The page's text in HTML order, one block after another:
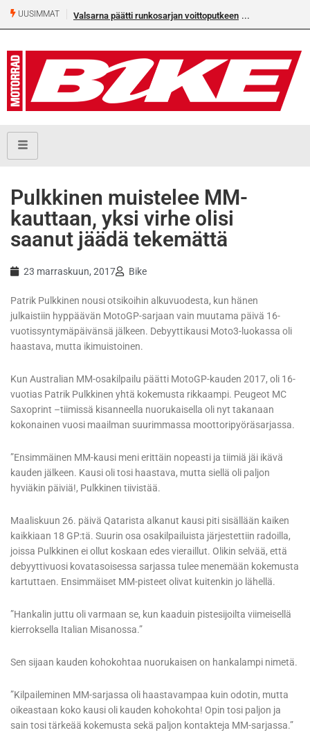
UUSIMMAT Valsarna päätti runkosarjan voittoputkeen
Pulkkinen muistelee MM-
kauttaan, yksi virhe olisi
saanut jäädä tekemättä
23 marraskuun, 2017 Bike
Patrik Pulkkinen nousi otsikoihin alkuvuodesta, kun hänen
julkaistiin hyppäävän MotoGP-sarjaan vain muutama päivä 16-
vuotissyntymäpäivänsä jälkeen. Debyyttikausi Moto3-luokassa oli
haastava, mutta ikimuistoinen.
Kun Australian MM-osakilpailu päätti MotoGP-kauden 2017, oli 16-
vuotias Patrik Pulkkinen yhtä kokemusta rikkaampi. Peugeot MC
Saxoprint –tiimissä kisanneella nuorukaisella oli nyt takanaan
kokonainen vuosi maailman suurimmassa moottoripyöräsarjassa.
”Ensimmäinen MM-kausi meni erittäin nopeasti ja tiimiä jäi ikävä
kauden jälkeen. Kausi oli tosi haastava, mutta siellä oli paljon
hyviäkin päiviä!, Pulkkinen tiivistää.
Maaliskuun 26. päivä Qatarista alkanut kausi piti sisällään kaiken
kaikkiaan 18 GP:tä. Suurin osa osakilpailuista järjestettiin radoilla,
joissa Pulkkinen ei ollut koskaan edes vieraillut. Olikin selvää, että
debyyttivuosi kovatasoisessa sarjassa tulee menemään kokemusta
kartuttaen. Ensimmäiset MM-pisteet olivat kuitenkin jo lähellä.
”Hankalin juttu oli varmaan se, kun kaaduin pistesijoilta viimeisellä
kierroksella Italian Misanossa.”
Sen sijaan kauden kohokohtaa nuorukaisen on hankalampi nimetä.
”Kilpaileminen MM-sarjassa oli haastavampaa kuin odotin, mutta
oikeastaan koko kausi oli kauden kohokohta! Opin tosi paljon ja
sain tosi tärkeää kokemusta sekä paljon kontakteja MM-sarjassa.”